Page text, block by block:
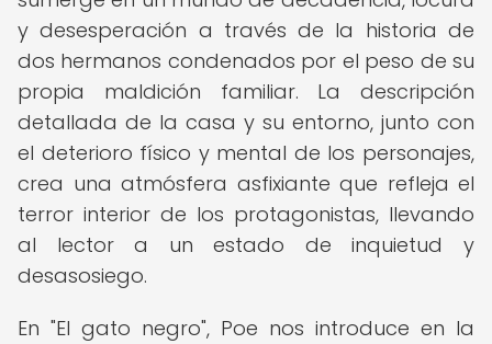
y desesperación a través de la historia de
dos hermanos condenados por el peso de su
propia maldición familiar. La descripción
detallada de la casa y su entorno, junto con
el deterioro físico y mental de los personajes,
crea una atmósfera asfixiante que refleja el
terror interior de los protagonistas, llevando
al lector a un estado de inquietud y
desasosiego.
En "El gato negro", Poe nos introduce en la